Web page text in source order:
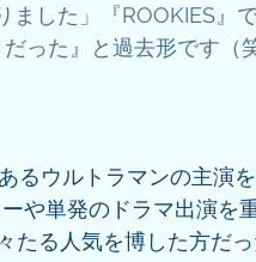
ました」『ROOKIES』
った』と過去形です（
るウルトラマンの主演
や単発のドラマ出演を
たる人気を博した方だ